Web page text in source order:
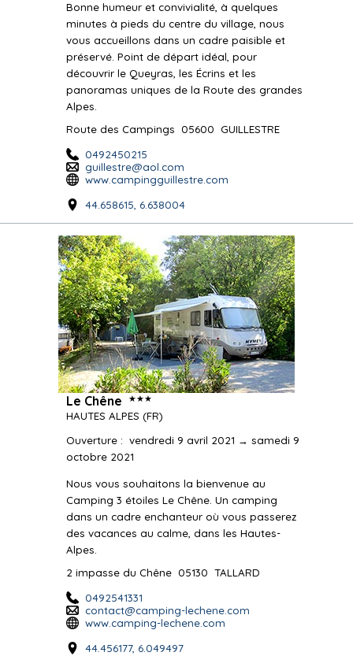
Bonne humeur et convivialité, à quelques
minutes à pieds du centre du village, nous
vous accueillons dans un cadre paisible et
préservé. Point de départ idéal, pour
découvrir le Queyras, les Écrins et les
panoramas uniques de la Route des grandes
Alpes.
Route des Campings 05600 GUILLESTRE
0492450215
guillestre@aol.com
www.campingguillestre.com
44.658615, 6.638004
Le Chêne ★★★
HAUTES ALPES (FR)
Ouverture : vendredi 9 avril 2021 → samedi 9
octobre 2021
Nous vous souhaitons la bienvenue au
Camping 3 étoiles Le Chêne. Un camping
dans un cadre enchanteur où vous passerez
des vacances au calme, dans les Hautes-
Alpes.
2 impasse du Chêne 05130 TALLARD
0492541331
contact@camping-lechene.com
www.camping-lechene.com
44.456177, 6.049497